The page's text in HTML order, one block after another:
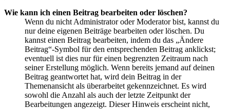
Wie kann ich einen Beitrag bearbeiten oder löschen?
Wenn du nicht Administrator oder Moderator bist, kannst du
nur deine eigenen Beiträge bearbeiten oder löschen. Du
kannst einen Beitrag bearbeiten, indem du das „Ändere
Beitrag“-Symbol für den entsprechenden Beitrag anklickst;
eventuell ist dies nur für einen begrenzten Zeitraum nach
seiner Erstellung möglich. Wenn bereits jemand auf deinen
Beitrag geantwortet hat, wird dein Beitrag in der
Themenansicht als überarbeitet gekennzeichnet. Es wird
sowohl die Anzahl als auch der letzte Zeitpunkt der
Bearbeitungen angezeigt. Dieser Hinweis erscheint nicht,